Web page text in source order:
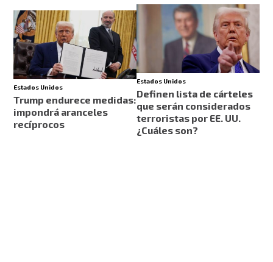
Estados Unidos
Trump endurece medidas:
impondrá aranceles
recíprocos
Estados Unidos
Definen lista de cárteles
que serán considerados
terroristas por EE. UU.
¿Cuáles son?